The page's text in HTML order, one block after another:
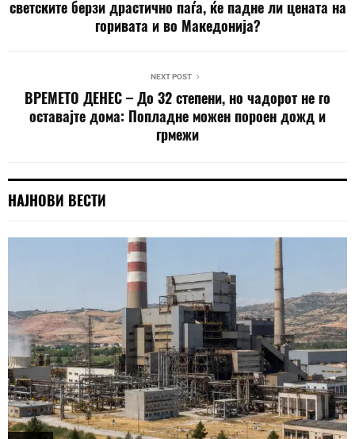
светските берзи драстично паѓа, ќе падне ли цената на
горивата и во Македонија?
NEXT POST
ВРЕМЕТО ДЕНЕС – До 32 степени, но чадорот не го
оставајте дома: Попладне можен пороен дожд и
грмежи
НАЈНОВИ ВЕСТИ